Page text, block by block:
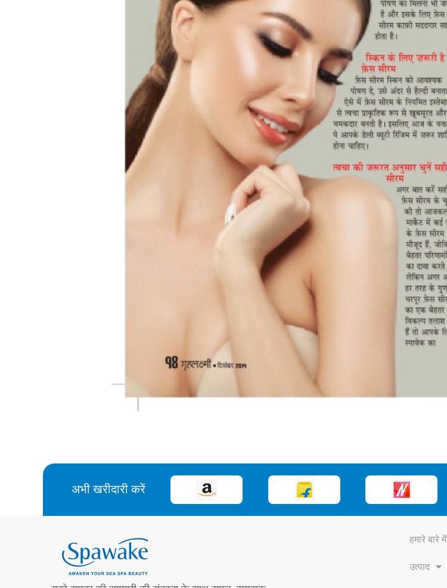
अभी खरीदारी करें
हमारे बारे में
उत्पाद